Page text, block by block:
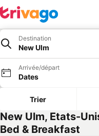
Destination
New Ulm
Arrivée/départ
Dates
Trier
New Ulm, Etats-
Bed & Breakfast